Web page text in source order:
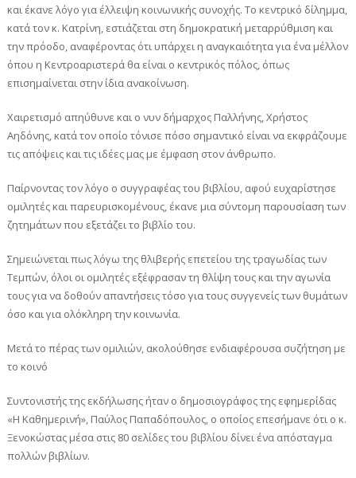
και έκανε λόγο για έλλειψη κοινωνικής συνοχής. Το κεντρικό δίλημμα,
κατά τον κ. Κατρίνη, εστιάζεται στη δημοκρατική μεταρρύθμιση και
την πρόοδο, αναφέροντας ότι υπάρχει η αναγκαιότητα για ένα μέλλον
όπου η Κεντροαριστερά θα είναι ο κεντρικός πόλος, όπως
επισημαίνεται στην ίδια ανακοίνωση.
Χαιρετισμό απηύθυνε και ο νυν δήμαρχος Παλλήνης, Χρήστος
Αηδόνης, κατά τον οποίο τόνισε πόσο σημαντικό είναι να εκφράζουμε
τις απόψεις και τις ιδέες μας με έμφαση στον άνθρωπο.
Παίρνοντας τον λόγο ο συγγραφέας του βιβλίου, αφού ευχαρίστησε
ομιλητές και παρευρισκομένους, έκανε μια σύντομη παρουσίαση των
ζητημάτων που εξετάζει το βιβλίο του.
Σημειώνεται πως λόγω της θλιβερής επετείου της τραγωδίας των
Τεμπών, όλοι οι ομιλητές εξέφρασαν τη θλίψη τους και την αγωνία
τους για να δοθούν απαντήσεις τόσο για τους συγγενείς των θυμάτων
όσο και για ολόκληρη την κοινωνία.
Μετά το πέρας των ομιλιών, ακολούθησε ενδιαφέρουσα συζήτηση με
το κοινό
Συντονιστής της εκδήλωσης ήταν ο δημοσιογράφος της εφημερίδας
«Η Καθημερινή», Παύλος Παπαδόπουλος, ο οποίος επεσήμανε ότι ο κ.
Ξενοκώστας μέσα στις 80 σελίδες του βιβλίου δίνει ένα απόσταγμα
πολλών βιβλίων.